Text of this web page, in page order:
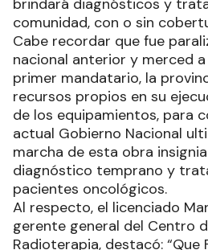
brindará diagnósticos y
comunidad, con o sin
Cabe recordar que fue
nacional anterior y merced
primer mandatario, la
recursos propios en su
de los equipamientos, para
actual Gobierno Nacional
marcha de esta obra
diagnóstico temprano y
pacientes oncológicos.
Al respecto, el licenciado
gerente general del Centro
Radioterapia, destacó: “Que